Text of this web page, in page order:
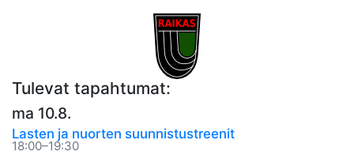
Tulevat tapahtumat:
ma 10.8.
Lasten ja nuorten suunnistustreenit
18:00–19:30